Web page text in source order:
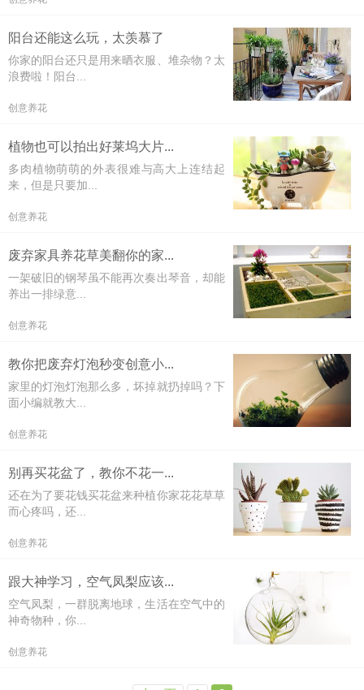
阳台还能这么玩，太羡慕了
你家的阳台还只是用来晒衣服、堆杂物？太
浪费啦！阳台...
创意养花
植物也可以拍出好莱坞大片...
多肉植物萌萌的外表很难与高大上连结起
来，但是只要加...
创意养花
废弃家具养花草美翻你的家...
一架破旧的钢琴虽不能再次奏出琴音，却能
养出一排绿意...
创意养花
教你把废弃灯泡秒变创意小...
家里的灯泡灯泡那么多，坏掉就扔掉吗？下
面小编就教大...
创意养花
别再买花盆了，教你不花一...
还在为了要花钱买花盆来种植你家花花草草
而心疼吗，还...
创意养花
跟大神学习，空气凤梨应该...
空气凤梨，一群脱离地球，生活在空气中的
神奇物种，你...
创意养花